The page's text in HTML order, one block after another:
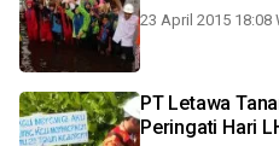
23 April 2015 18:08
PT Letawa
Peringati Hari